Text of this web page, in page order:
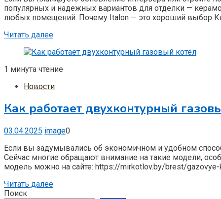
популярных и надежных вариантов для отделки —
любых помещений. Почему Italon — это хороший выбор
Читать далее
1 минута чтение
Новости
Как работает двухконтурный
03.04.2025 image0
Если вы задумывались об экономичном и удобном
Сейчас многие обращают внимание на такие модели,
модель можно на сайте: https://mirkotlov.by/brest/
Читать далее
Поиск